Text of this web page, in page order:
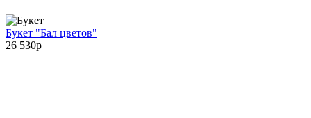
Букет "Бал цветов"
26 530p